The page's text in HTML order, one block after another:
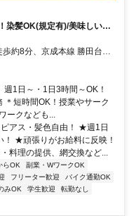
染髪OK(規定有)/美味しい賄
約8分、京成本線 勝田台A1
分 勝田台駅,東葉勝田台駅
1日～・1日3時間～OK！
短時間OK！授業やサーク
ークなども...
アス・髪色自由！ ★週1日
★頑張りがお給料に反映！
料理の提供、網交換など...
らOK
副業・WワークOK
フリーター歓迎
バイク通勤OK
みOK 学生歓迎
転勤なし